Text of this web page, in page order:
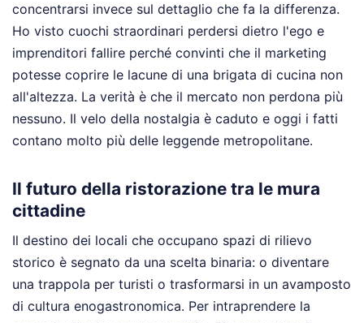
concentrarsi invece sul dettaglio che fa la differenza.
Ho visto cuochi straordinari perdersi dietro l'ego e
imprenditori fallire perché convinti che il marketing
potesse coprire le lacune di una brigata di cucina non
all'altezza. La verità è che il mercato non perdona più
nessuno. Il velo della nostalgia è caduto e oggi i fatti
contano molto più delle leggende metropolitane.
Il futuro della ristorazione tra le mura
cittadine
Il destino dei locali che occupano spazi di rilievo
storico è segnato da una scelta binaria: o diventare
una trappola per turisti o trasformarsi in un avamposto
di cultura enogastronomica. Per intraprendere la